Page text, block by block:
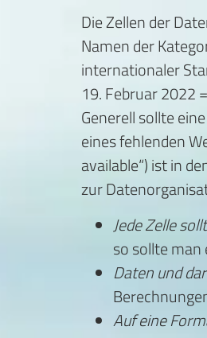
Die Zellen der
Namen der
internationaler
19. Februar 2022
Generell sollte
eines fehlenden
available“) ist in
zur
Jede Zelle
so sollte man
Daten und
Auf eine